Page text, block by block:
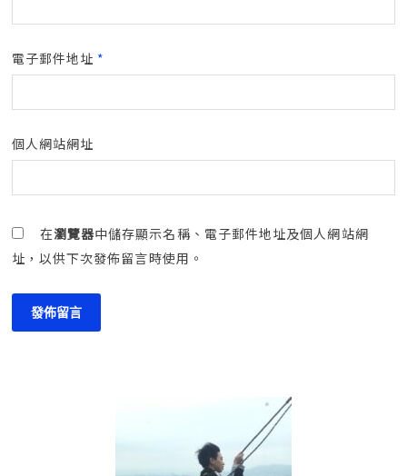
電子郵件地址 *
個人網站網址
在瀏覽器中儲存顯示名稱、電子郵件地址及個人網站網
址，以供下次發佈留言時使用。